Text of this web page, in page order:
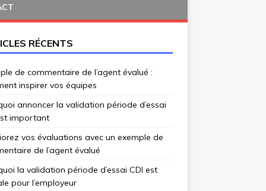
RÉCENTS
de commentaire de l’agent évalué :
inspirer vos équipes
annoncer la validation période d’essai
important
vos évaluations avec un exemple de
de l’agent évalué
la validation période d’essai CDI est
pour l’employeur